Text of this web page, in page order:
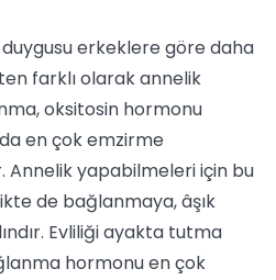
duygusu erkeklere göre daha
farklı olarak annelik
oksitosin hormonu
en çok emzirme
Annelik yapabilmeleri için bu
de bağlanmaya, âşık
Evliliği ayakta tutma
hormonu en çok